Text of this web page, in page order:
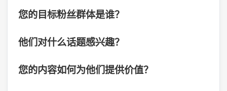
您的目标粉丝群体是谁？
他们对什么话题感兴趣？
您的内容如何为他们提供价值？